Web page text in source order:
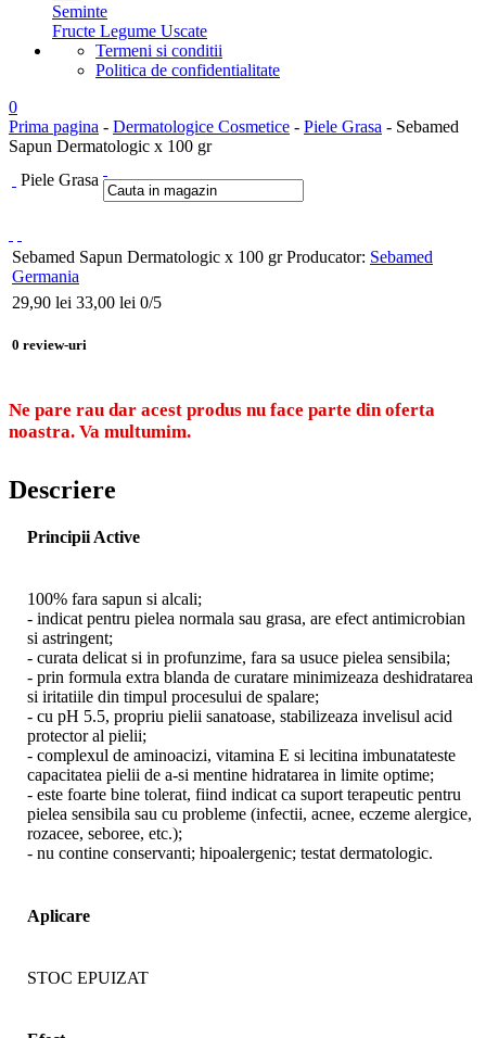
Seminte
Fructe Legume Uscate
Termeni si conditii
Politica de confidentialitate
0
Prima pagina - Dermatologice Cosmetice - Piele Grasa - Sebamed
Sapun Dermatologic x 100 gr
Piele Grasa
Sebamed Sapun Dermatologic x 100 gr Producator: Sebamed
Germania
29,90 lei 33,00 lei 0/5
0 review-uri
Ne pare rau dar acest produs nu face parte din oferta
noastra. Va multumim.
Descriere
Principii Active
100% fara sapun si alcali;
- indicat pentru pielea normala sau grasa, are efect antimicrobian
si astringent;
- curata delicat si in profunzime, fara sa usuce pielea sensibila;
- prin formula extra blanda de curatare minimizeaza deshidratarea
si iritatiile din timpul procesului de spalare;
- cu pH 5.5, propriu pielii sanatoase, stabilizeaza invelisul acid
protector al pielii;
- complexul de aminoacizi, vitamina E si lecitina imbunatateste
capacitatea pielii de a-si mentine hidratarea in limite optime;
- este foarte bine tolerat, fiind indicat ca suport terapeutic pentru
pielea sensibila sau cu probleme (infectii, acnee, eczeme alergice,
rozacee, seboree, etc.);
- nu contine conservanti; hipoalergenic; testat dermatologic.
Aplicare
STOC EPUIZAT